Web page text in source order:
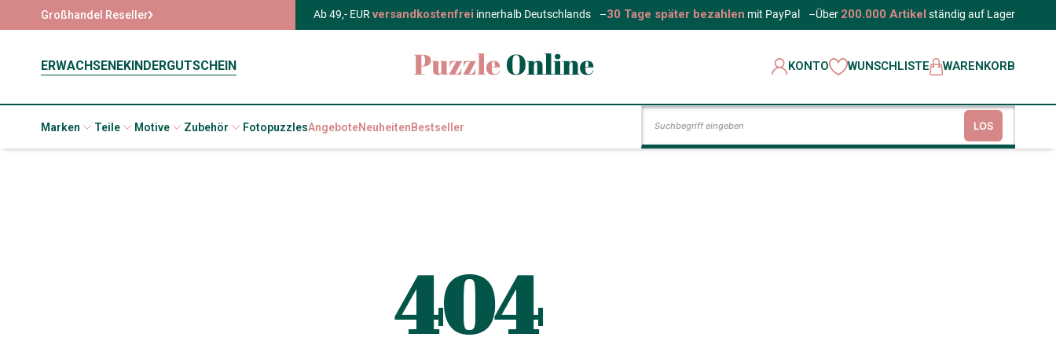
Großhandel Reseller Ab 49,- EURversandkostenfrei innerhalb Deutschlands –30 Tage später bezahlen mit PayPal –Über 200.000 Artikel ständig auf Lager
ERWACHSENEKINDERGUTSCHEIN KONTO WUNSCHLISTE WARENKORB
Marken Teile Motive Zubehör FotopuzzlesAngeboteNeuheitenBestseller LOS
404